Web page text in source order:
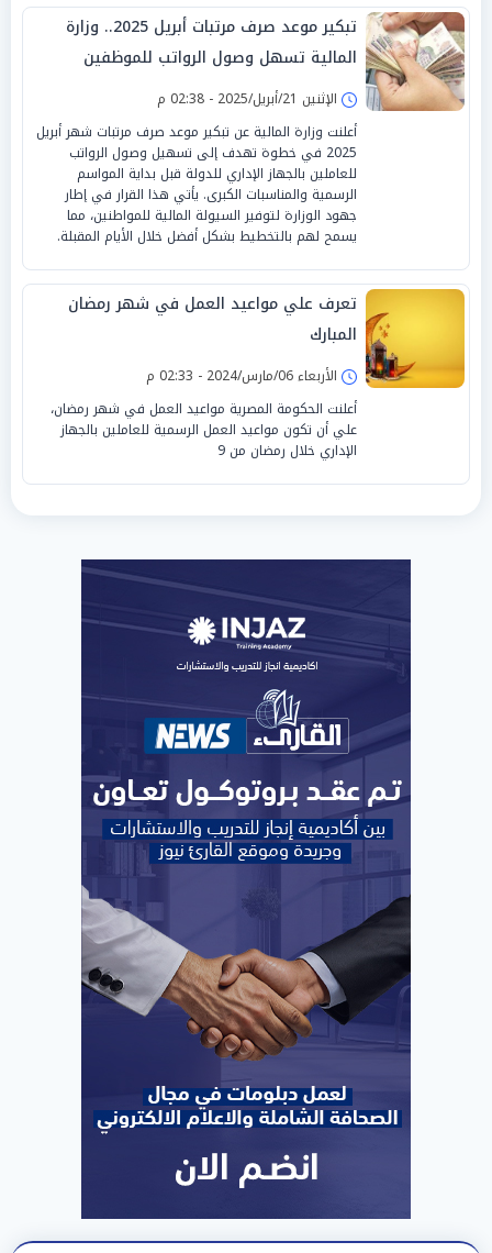
تبكير موعد صرف مرتبات أبريل 2025.. وزارة
المالية تسهل وصول الرواتب للموظفين
الإثنين 21/أبريل/2025 - 02:38 م
أعلنت وزارة المالية عن تبكير موعد صرف مرتبات شهر أبريل
2025 في خطوة تهدف إلى تسهيل وصول الرواتب
للعاملين بالجهاز الإداري للدولة قبل بداية المواسم
الرسمية والمناسبات الكبرى. يأتي هذا القرار في إطار
جهود الوزارة لتوفير السيولة المالية للمواطنين، مما
يسمح لهم بالتخطيط بشكل أفضل خلال الأيام المقبلة.
تعرف علي مواعيد العمل في شهر رمضان
المبارك
الأربعاء 06/مارس/2024 - 02:33 م
أعلنت الحكومة المصرية مواعيد العمل في شهر رمضان،
علي أن تكون مواعيد العمل الرسمية للعاملين بالجهاز
الإداري خلال رمضان من 9